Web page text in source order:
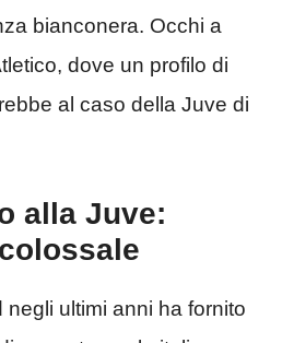
bianconera. Occhi a
dove un profilo di
al caso della Juve di
alla Juve:
negli ultimi anni ha fornito